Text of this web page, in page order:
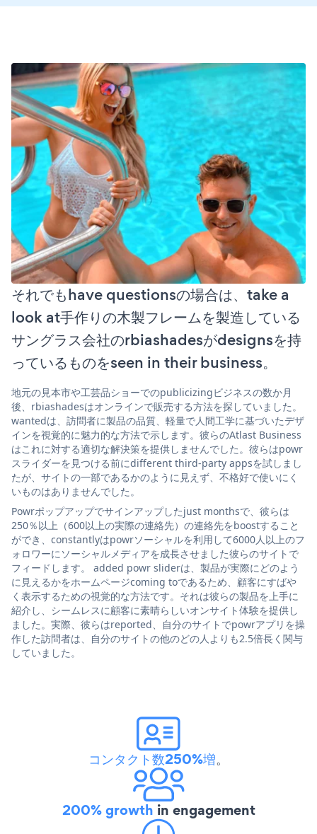
それでもhave questionsの場合は、take a
look at手作りの木製フレームを製造している
サングラス会社のrbiashadesがdesignsを持
っているものをseen in their business。
地元の見本市や工芸品ショーでのpublicizingビジネスの数か月
後、rbiashadesはオンラインで販売する方法を探していました。
wantedは、訪問者に製品の品質、軽量で人間工学に基づいたデザ
インを視覚的に魅力的な方法で示します。彼らのAtlast Business
はこれに対する適切な解決策を提供しませんでした。彼らはpowr
スライダーを見つける前にdifferent third-party appsを試しまし
たが、サイトの一部であるかのように見えず、不格好で使いにく
いものはありませんでした。
Powrポップアップでサインアップしたjust monthsで、彼らは
250％以上（600以上の実際の連絡先）の連絡先をboostすること
ができ、constantlyはpowrソーシャルを利用して6000人以上のフ
ォロワーにソーシャルメディアを成長させました彼らのサイトで
フィードします。 added powr sliderは、製品が実際にどのよう
に見えるかをホームページcoming toであるため、顧客にすばや
く表示するための視覚的な方法です。それは彼らの製品を上手に
紹介し、シームレスに顧客に素晴らしいオンサイト体験を提供し
ました。実際、彼らはreported、自分のサイトでpowrアプリを操
作した訪問者は、自分のサイトの他のどの人よりも2.5倍長く関与
していました。
コンタクト数250%増。
200% growth in engagement